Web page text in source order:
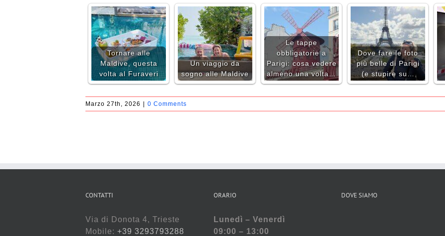
Tornare alle
Maldive, questa
volta al Furaveri
Un viaggio da
sogno alle Maldive
Le tappe
obbligatorie a
Parigi: cosa vedere
almeno una volta…
Dove fare le foto
più belle di Parigi
(e stupire su…
Marzo 27th, 2026 0 Comments
CONTATTI
Via di Donota 4, Trieste
Mobile: +39 3293793288
ORARIO
Lunedì – Venerdì
09:00 – 13:00
DOVE SIAMO